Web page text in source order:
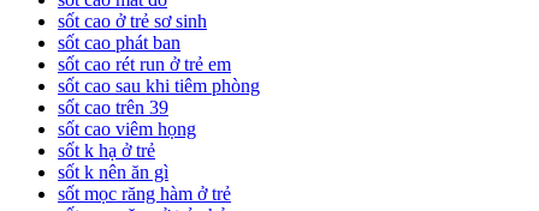
sốt cao ở trẻ sơ sinh
sốt cao phát ban
sốt cao rét run ở trẻ em
sốt cao sau khi tiêm phòng
sốt cao trên 39
sốt cao viêm họng
sốt k hạ ở trẻ
sốt k nên ăn gì
sốt mọc răng hàm ở trẻ